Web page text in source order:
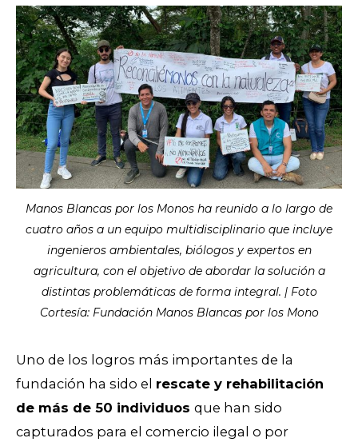
Manos Blancas por los Monos ha reunido a lo largo de
cuatro años a un equipo multidisciplinario que incluye
ingenieros ambientales, biólogos y expertos en
agricultura, con el objetivo de abordar la solución a
distintas problemáticas de forma integral. | Foto
Cortesía: Fundación Manos Blancas por los Mono
Uno de los logros más importantes de la
fundación ha sido el rescate y rehabilitación
de más de 50 individuos que han sido
capturados para el comercio ilegal o por